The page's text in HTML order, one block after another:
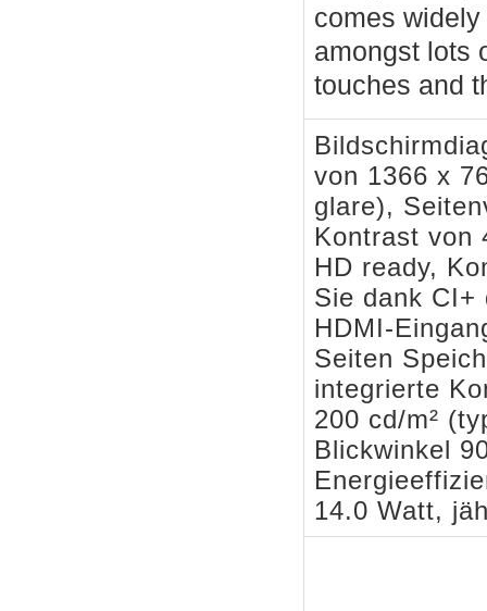
comes
amongst lots
touches and
von 1366 x
glare),
Kontrast von
HD ready,
Sie dank CI+
HDMI-
Seiten
integrierte
200 cd/m²
Blickwinkel
14.0 Watt,